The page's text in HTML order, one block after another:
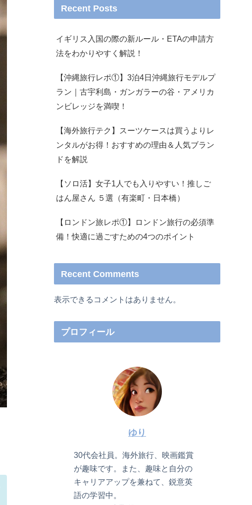
Recent Posts
イギリス入国の際の新ルール・ETAの申請方
法をわかりやすく解説！
【沖縄旅行レポ①】3泊4日沖縄旅行モデルプ
ラン｜古宇利島・ガンガラーの谷・アメリカ
ンビレッジを満喫！
【海外旅行テク】スーツケースは買うよりレ
ンタルがお得！おすすめの理由＆人気ブラン
ドを解説
【ソロ活】女子1人でも入りやすい！推しご
はん屋さん ５選（有楽町・日本橋）
【ロンドン旅レポ①】ロンドン旅行の必須準
備！快適に過ごすための4つのポイント
Recent Comments
表示できるコメントはありません。
プロフィール
ゆり
30代会社員。海外旅行、映画鑑賞
が趣味です。また、趣味と自分の
キャリアアップを兼ねて、鋭意英
語の学習中。